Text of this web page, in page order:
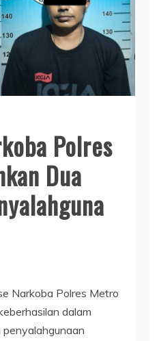
Polres
Dua
Narkoba Polres Metro
dalam